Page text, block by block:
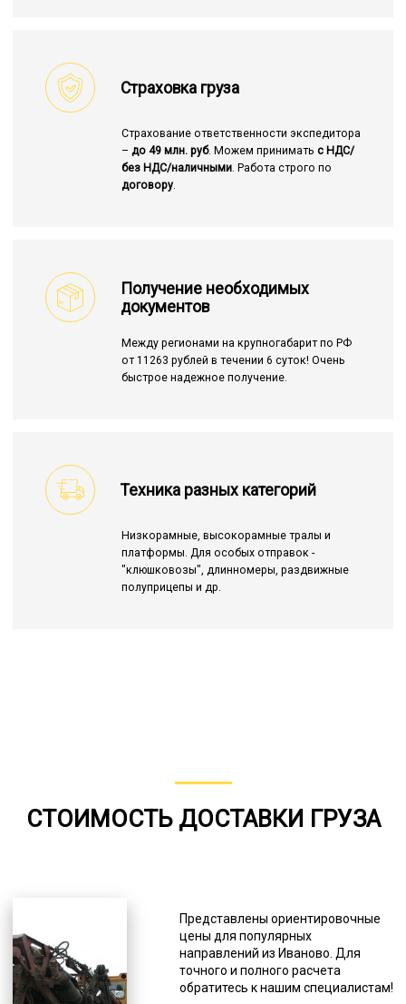
Страховка груза
Страхование ответственности экспедитора
– до 49 млн. руб. Можем принимать с НДС/
без НДС/наличными. Работа строго по
договору.
Получение необходимых
документов
Между регионами на крупногабарит по РФ
от 11263 рублей в течении 6 суток! Очень
быстрое надежное получение.
Техника разных категорий
Низкорамные, высокорамные тралы и
платформы. Для особых отправок -
"клюшковозы", длинномеры, раздвижные
полуприцепы и др.
СТОИМОСТЬ ДОСТАВКИ ГРУЗА
Представлены ориентировочные
цены для популярных
направлений из Иваново. Для
точного и полного расчета
обратитесь к нашим специалистам!